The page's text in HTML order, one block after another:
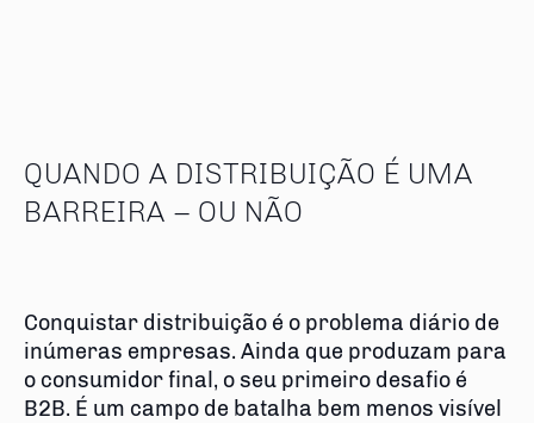
QUANDO A DISTRIBUIÇÃO É UMA
BARREIRA – OU NÃO
Conquistar distribuição é o problema diário de
inúmeras empresas. Ainda que produzam para
o consumidor final, o seu primeiro desafio é
B2B. É um campo de batalha bem menos visível